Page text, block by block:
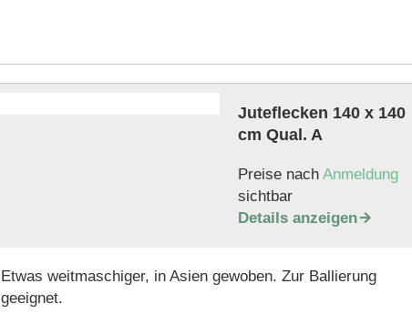
Juteflecken 140 x 140
cm Qual. A
Preise nach Anmeldung
sichtbar
Details anzeigen
Etwas weitmaschiger, in Asien gewoben. Zur Ballierung
geeignet.